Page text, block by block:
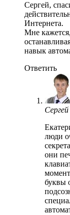
Сергей,
Интернета.
Мне
навык
Ответить
Сергей
люди
они
буквы